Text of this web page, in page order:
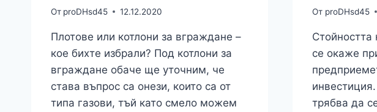
От proDHsd45 12.12.2020
Плотове или котлони за вграждане –
кое бихте избрали? Под котлони за
вграждане обаче ще уточним, че
става въпрос са онези, които са от
типа газови, тъй като смело можем
От proDHsd45
се окаже
трябва да